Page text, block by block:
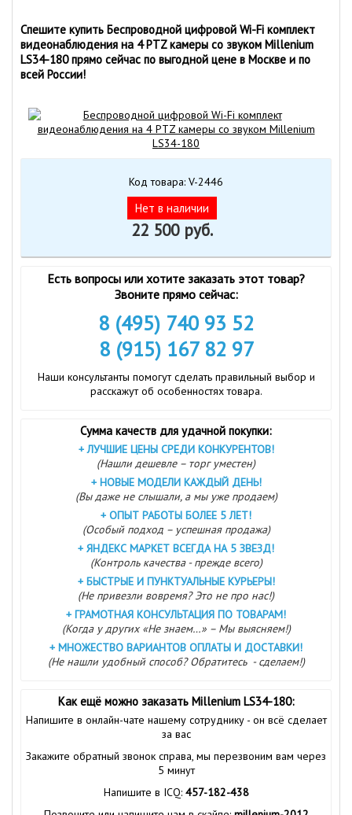
Спешите купить Беспроводной цифровой Wi-Fi комплект
видеонаблюдения на 4 PTZ камеры со звуком Millenium
LS34-180 прямо сейчас по выгодной цене в Москве и по
всей России!
Код товара: V-2446
Нет в наличии
22 500 руб.
Есть вопросы или хотите заказать этот товар?
Звоните прямо сейчас:
8 (495) 740 93 52
8 (915) 167 82 97
Наши консультанты помогут сделать правильный выбор и
расскажут об особенностях товара.
Сумма качеств для удачной покупки:
+ ЛУЧШИЕ ЦЕНЫ СРЕДИ КОНКУРЕНТОВ!
(Нашли дешевле – торг уместен)
+ НОВЫЕ МОДЕЛИ КАЖДЫЙ ДЕНЬ!
(Вы даже не слышали, а мы уже продаем)
+ ОПЫТ РАБОТЫ БОЛЕЕ 5 ЛЕТ!
(Особый подход – успешная продажа)
+ ЯНДЕКС МАРКЕТ ВСЕГДА НА 5 ЗВЕЗД!
(Контроль качества - прежде всего)
+ БЫСТРЫЕ И ПУНКТУАЛЬНЫЕ КУРЬЕРЫ!
(Не привезли вовремя? Это не про нас!)
+ ГРАМОТНАЯ КОНСУЛЬТАЦИЯ ПО ТОВАРАМ!
(Когда у других «Не знаем…» – Мы выясняем!)
+ МНОЖЕСТВО ВАРИАНТОВ ОПЛАТЫ И ДОСТАВКИ!
(Не нашли удобный способ? Обратитесь - сделаем!)
Как ещё можно заказать Millenium LS34-180:
Напишите в онлайн-чате нашему сотруднику - он всё сделает
за вас
Закажите обратный звонок справа, мы перезвоним вам через
5 минут
Напишите в ICQ: 457-182-438